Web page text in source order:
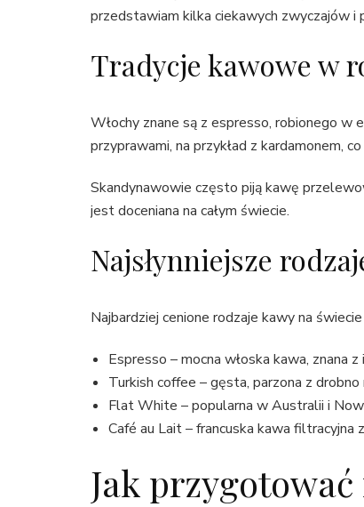
przedstawiam kilka ciekawych zwyczajów i
Tradycje kawowe w
Włochy znane są z espresso, robionego w
przyprawami, na przykład z kardamonem,
Skandynawowie często piją kawę
jest doceniana na całym świecie.
Najsłynniejsze
Najbardziej cenione rodzaje kawy na
Espresso – mocna włoska kawa, znana
Turkish coffee – gęsta, parzona z
Flat White – popularna w Australii i
Café au Lait – francuska kawa filtracyjna
Jak